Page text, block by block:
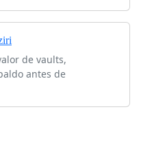
de vaults,
antes de